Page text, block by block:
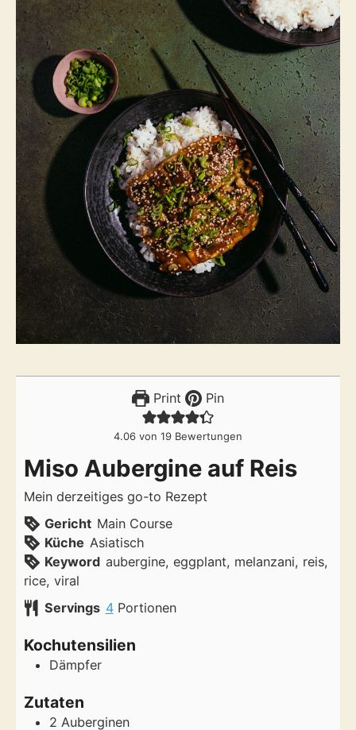
Print Pin
4.06 von 19 Bewertungen
Miso Aubergine auf Reis
Mein derzeitiges go-to Rezept
Gericht Main Course
Küche Asiatisch
Keyword aubergine, eggplant, melanzani, reis,
rice, viral
Servings 4 Portionen
Kochutensilien
Dämpfer
Zutaten
2 Auberginen